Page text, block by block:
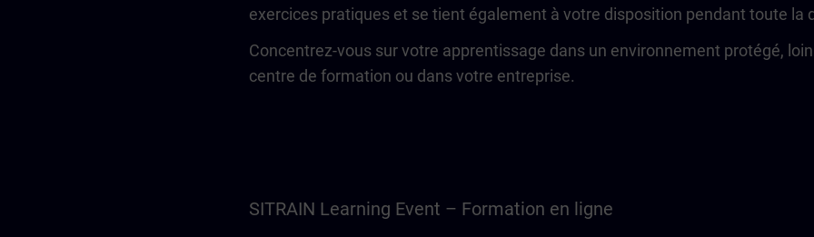
exercices pratiques et se tient également à votre disposition pendant toute la
Concentrez-vous sur votre apprentissage dans un environnement protégé,
centre de formation ou dans votre entreprise.
SITRAIN Learning Event – Formation en ligne